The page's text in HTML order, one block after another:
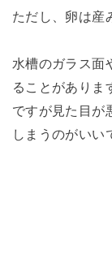
ただし、卵は産
水槽のガラス面
ることがありま
ですが見た目が
しまうのがいい